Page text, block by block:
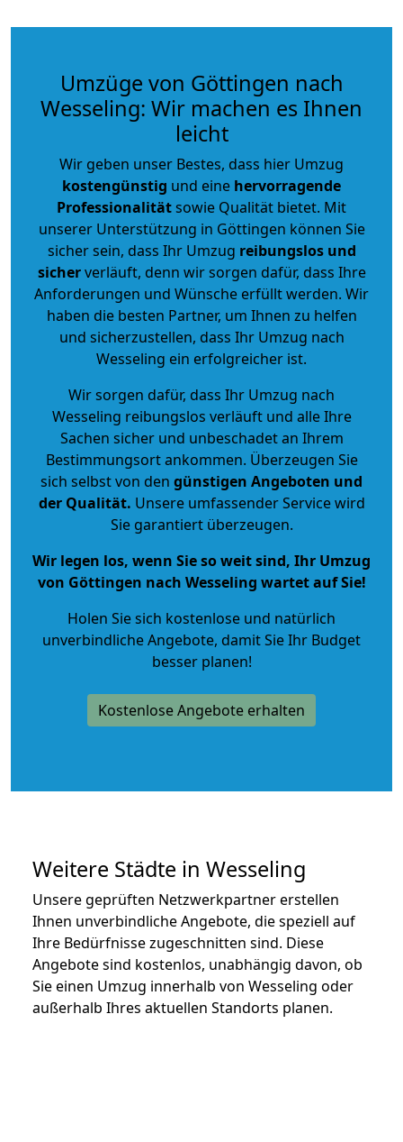
Umzüge von Göttingen nach
Wesseling: Wir machen es Ihnen
leicht
Wir geben unser Bestes, dass hier Umzug
kostengünstig und eine hervorragende
Professionalitätsowie Qualität bietet. Mit
unserer Unterstützung in Göttingen können Sie
sicher sein, dass Ihr Umzug reibungslos und
sicherverläuft, denn wir sorgen dafür, dass Ihre
Anforderungen und Wünsche erfüllt werden. Wir
haben die besten Partner, um Ihnen zu helfen
und sicherzustellen, dass Ihr Umzug nach
Wesseling ein erfolgreicher ist.
Wir sorgen dafür, dass Ihr Umzug nach
Wesseling reibungslos verläuft und alle Ihre
Sachen sicher und unbeschadet an Ihrem
Bestimmungsort ankommen. Überzeugen Sie
sich selbst von den günstigen Angeboten und
der Qualität. Unsere umfassender Service wird
Sie garantiert überzeugen.
Wir legen los, wenn Sie so weit sind, Ihr Umzug
von Göttingen nach Wesseling wartet auf Sie!
Holen Sie sich kostenlose und natürlich
unverbindliche Angebote, damit Sie Ihr Budget
besser planen!
Kostenlose Angebote erhalten
Weitere Städte in Wesseling
Unsere geprüften Netzwerkpartner erstellen
Ihnen unverbindliche Angebote, die speziell auf
Ihre Bedürfnisse zugeschnitten sind. Diese
Angebote sind kostenlos, unabhängig davon, ob
Sie einen Umzug innerhalb von Wesseling oder
außerhalb Ihres aktuellen Standorts planen.